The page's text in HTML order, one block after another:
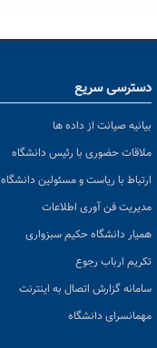
دسترسی سریع
بیانیه صیانت از داده ها
ملاقات حضوری با رئیس دانشگاه
ارتباط با ریاست و مسئولین دانشگاه
مدیریت فن آوری اطلاعات
همیار دانشگاه حکیم سبزواری
تکریم ارباب رجوع
سامانه گزارش اتصال به اینترنت
مهمانسرای دانشگاه